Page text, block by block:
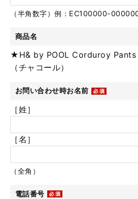
（半角数字）例：EC100000-
商品名
★H& by POOL Corduroy Pants
（チャコール）
お問い合わせ時お名前
［姓］
［名］
（全角）
電話番号